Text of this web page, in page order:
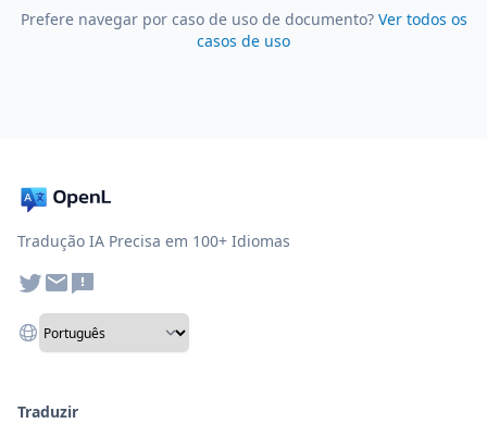
Prefere navegar por caso de uso de documento? Ver todos os
casos de uso
Tradução IA Precisa em 100+ Idiomas
Traduzir